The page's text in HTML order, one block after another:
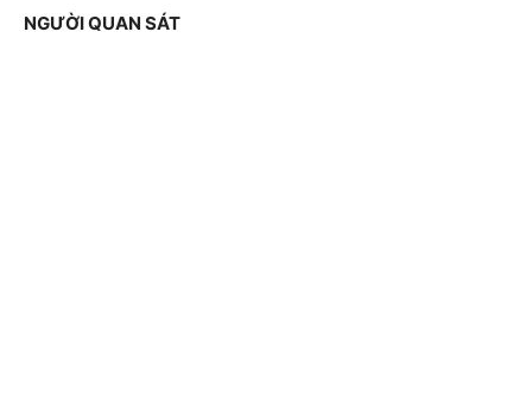
NGƯỜI QUAN SÁT